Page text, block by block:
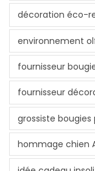
décoration éco-
environnement
fournisseur
fournisseur
grossiste
hommage chien